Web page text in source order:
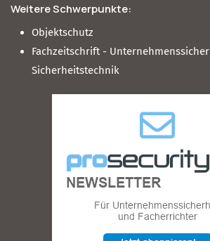
Weitere Schwerpunkte:
Objektschutz
Fachzeitschrift -
Sicherheitstechnik